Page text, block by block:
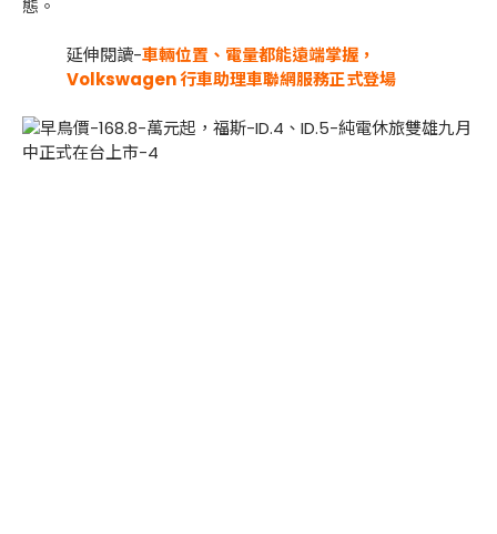
態。
延伸閱讀-車輛位置、電量都能遠端掌握，
Volkswagen 行車助理車聯網服務正式登場